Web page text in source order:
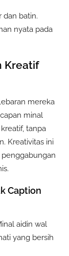
dan batin.
nyata pada
Kreatif
mereka
minal
tanpa
Kreativitas ini
penggabungan
Caption
aidin wal
yang bersih